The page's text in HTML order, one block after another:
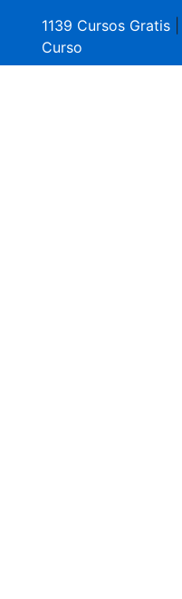
1139 Cursos Gratis
Curso